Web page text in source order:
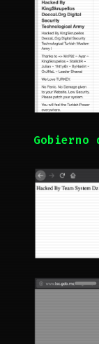
Gobierno